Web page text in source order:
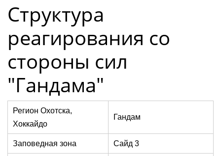
Структура
реагирования со
стороны сил
"Гандама"
Регион Охотска,
Хоккайдо
Гандам
Заповедная зона Сайд 3